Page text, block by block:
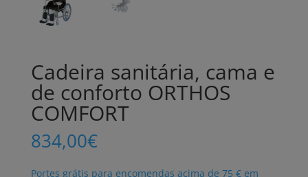
Cadeira sanitária, cama e
de conforto ORTHOS
COMFORT
834,00€
Portes grátis para encomendas acima de 75 € em